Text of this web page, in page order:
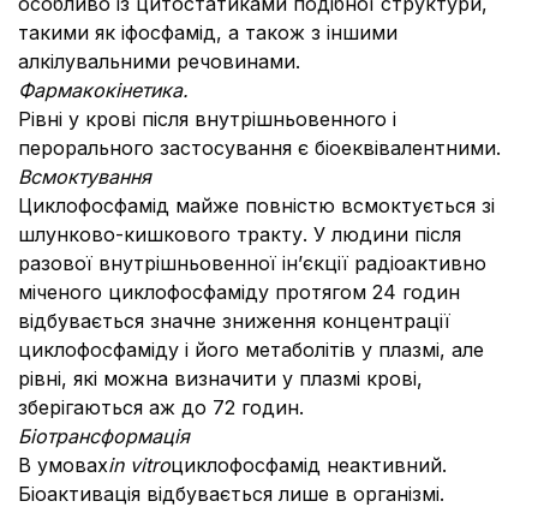
такими як іфосфамід, а також з іншими
алкілувальними речовинами.
Фармакокінетика.
Рівні у крові після внутрішньовенного і
перорального застосування є біоеквівалентними.
Всмоктування
Циклофосфамід майже повністю всмоктується зі
шлунково-кишкового тракту. У людини після
разової внутрішньовенної ін’єкції радіоактивно
міченого циклофосфаміду протягом 24 годин
відбувається значне зниження концентрації
циклофосфаміду і його метаболітів у плазмі, але
рівні, які можна визначити у плазмі крові,
зберігаються аж до 72 годин.
Біотрансформація
В умовахin vitroциклофосфамід неактивний.
Біоактивація відбувається лише в організмі.